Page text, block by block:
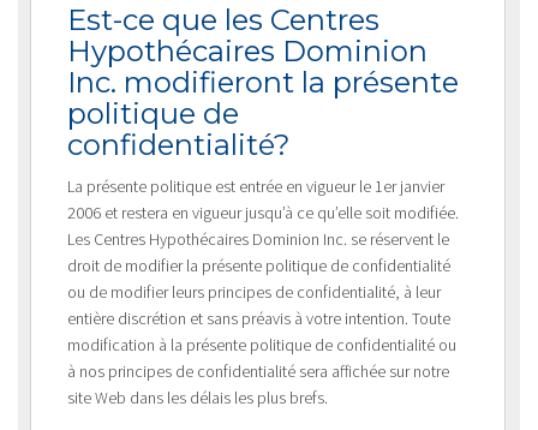
Est-ce que les Centres
Hypothécaires Dominion
Inc. modifieront la présente
politique de
confidentialité?
La présente politique est entrée en vigueur le 1er janvier
2006 et restera en vigueur jusqu’à ce qu’elle soit modifiée.
Les Centres Hypothécaires Dominion Inc. se réservent le
droit de modifier la présente politique de confidentialité
ou de modifier leurs principes de confidentialité, à leur
entière discrétion et sans préavis à votre intention. Toute
modification à la présente politique de confidentialité ou
à nos principes de confidentialité sera affichée sur notre
site Web dans les délais les plus brefs.